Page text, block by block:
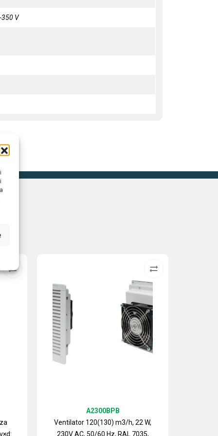
350 V
Ventilator 120(130) m3/h, 22 W,
230V AC, 50/60 Hz, RAL 7035,
A2300BPB